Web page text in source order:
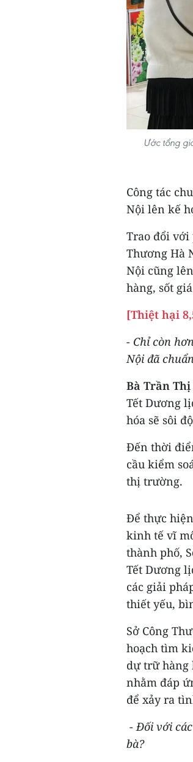
Ước tổng
Công tác
Nội lên kế
Trao đổi với
Thương Hà
Nội cũng
hàng, sốt
[Thiệt hại
- Chỉ còn
Nội đã
Bà Trần
Tết Dương
hóa sẽ sôi
Đến thời
cầu kiểm
thị trường.
Để thực
kinh tế vĩ
thành phố,
Tết Dương
các giải
thiết yếu,
Sở Công
hoạch tìm
dự trữ hàng
nhằm đáp
để xảy ra
- Đối với
bà?